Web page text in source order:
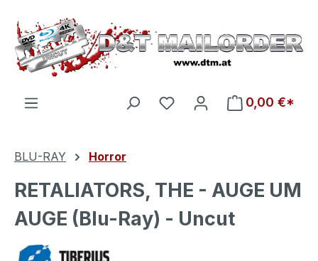
Zum Hauptinhalt springen
Du hast 0 Produkte auf
0,00 €*
BLU-RAY Horror
RETALIATORS, THE - AUGE UM
AUGE (Blu-Ray) - Uncut